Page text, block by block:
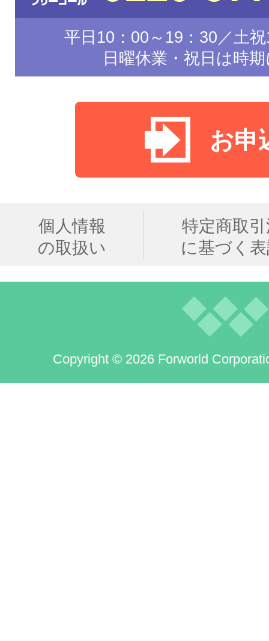
平日10：00～19：30／土
日曜休業・祝日は時
お申
個人情報
の取扱い
特定商取
に基づく
Copyright © 2026 Forworld